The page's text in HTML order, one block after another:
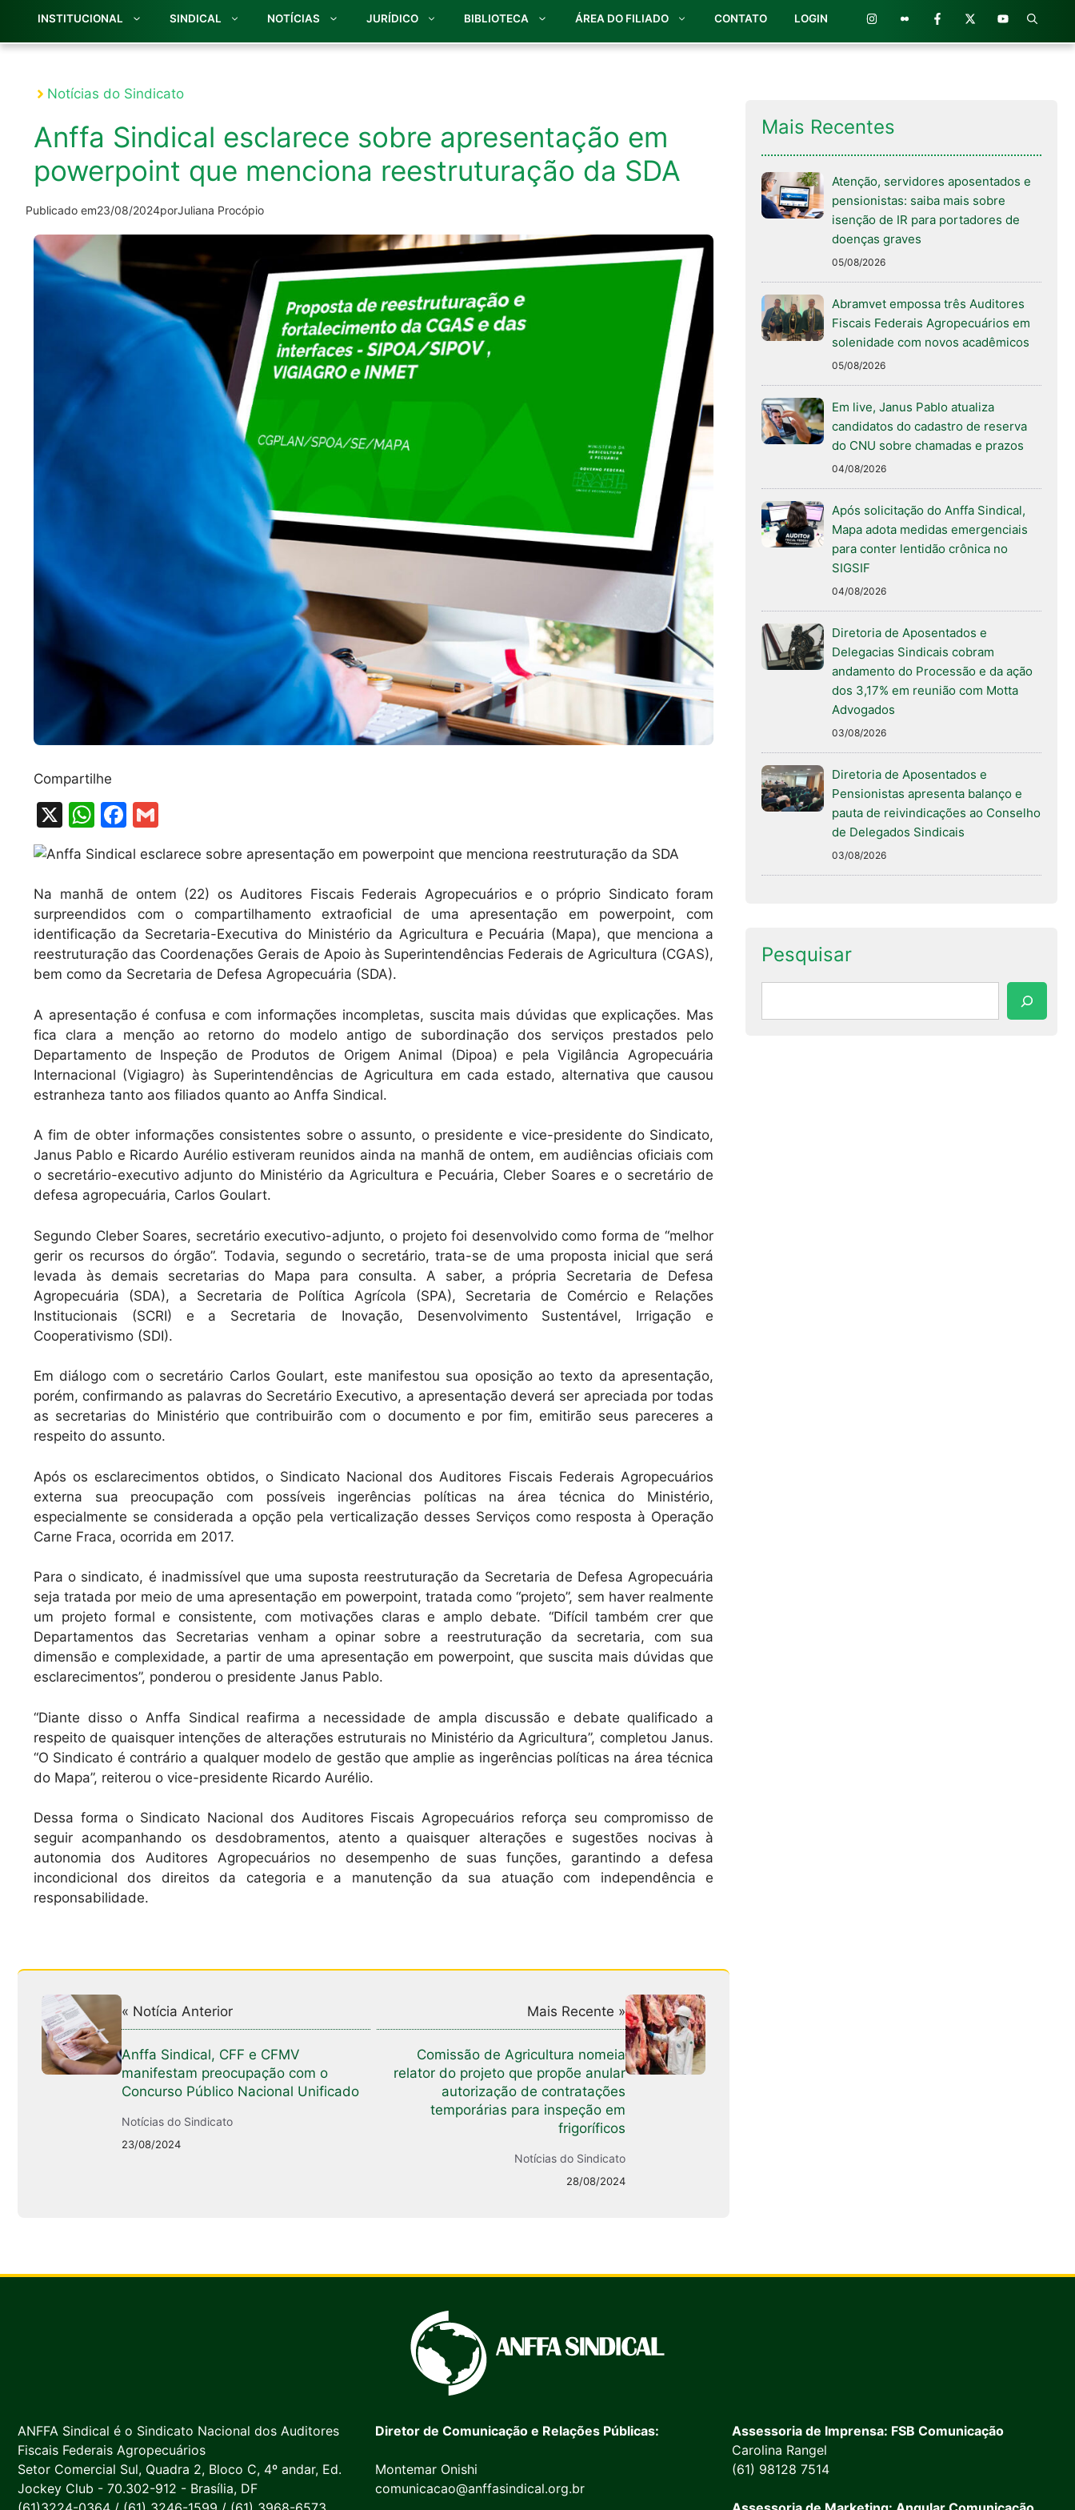
INSTITUCIONAL SINDICAL NOTÍCIAS JURÍDICO BIBLIOTECA ÁREA DO FILIADO CONTATO LOGIN
Notícias do Sindicato
Anffa Sindical esclarece sobre apresentação em
powerpoint que menciona reestruturação da SDA
Publicado em23/08/2024porJuliana Procópio
Compartilhe
X
W
h
at
s
A
p
p
F
a
c
e
b
o
o
m
ai
l
Na manhã de ontem (22) os Auditores Fiscais Federais Agropecuários e o próprio Sindicato foram
surpreendidos com o compartilhamento extraoficial de uma apresentação em powerpoint, com
identificação da Secretaria-Executiva do Ministério da Agricultura e Pecuária (Mapa), que menciona a
reestruturação das Coordenações Gerais de Apoio às Superintendências Federais de Agricultura (CGAS),
bem como da Secretaria de Defesa Agropecuária (SDA).
A apresentação é confusa e com informações incompletas, suscita mais dúvidas que explicações. Mas
fica clara a menção ao retorno do modelo antigo de subordinação dos serviços prestados pelo
Departamento de Inspeção de Produtos de Origem Animal (Dipoa) e pela Vigilância Agropecuária
Internacional (Vigiagro) às Superintendências de Agricultura em cada estado, alternativa que causou
estranheza tanto aos filiados quanto ao Anffa Sindical.
A fim de obter informações consistentes sobre o assunto, o presidente e vice-presidente do Sindicato,
Janus Pablo e Ricardo Aurélio estiveram reunidos ainda na manhã de ontem, em audiências oficiais com
o secretário-executivo adjunto do Ministério da Agricultura e Pecuária, Cleber Soares e o secretário de
defesa agropecuária, Carlos Goulart.
Segundo Cleber Soares, secretário executivo-adjunto, o projeto foi desenvolvido como forma de “melhor
gerir os recursos do órgão”. Todavia, segundo o secretário, trata-se de uma proposta inicial que será
levada às demais secretarias do Mapa para consulta. A saber, a própria Secretaria de Defesa
Agropecuária (SDA), a Secretaria de Política Agrícola (SPA), Secretaria de Comércio e Relações
Institucionais (SCRI) e a Secretaria de Inovação, Desenvolvimento Sustentável, Irrigação e
Cooperativismo (SDI).
Em diálogo com o secretário Carlos Goulart, este manifestou sua oposição ao texto da apresentação,
porém, confirmando as palavras do Secretário Executivo, a apresentação deverá ser apreciada por todas
as secretarias do Ministério que contribuirão com o documento e por fim, emitirão seus pareceres a
respeito do assunto.
Após os esclarecimentos obtidos, o Sindicato Nacional dos Auditores Fiscais Federais Agropecuários
externa sua preocupação com possíveis ingerências políticas na área técnica do Ministério,
especialmente se considerada a opção pela verticalização desses Serviços como resposta à Operação
Carne Fraca, ocorrida em 2017.
Para o sindicato, é inadmissível que uma suposta reestruturação da Secretaria de Defesa Agropecuária
seja tratada por meio de uma apresentação em powerpoint, tratada como “projeto”, sem haver realmente
um projeto formal e consistente, com motivações claras e amplo debate. “Difícil também crer que
Departamentos das Secretarias venham a opinar sobre a reestruturação da secretaria, com sua
dimensão e complexidade, a partir de uma apresentação em powerpoint, que suscita mais dúvidas que
esclarecimentos”, ponderou o presidente Janus Pablo.
“Diante disso o Anffa Sindical reafirma a necessidade de ampla discussão e debate qualificado a
respeito de quaisquer intenções de alterações estruturais no Ministério da Agricultura”, completou Janus.
“O Sindicato é contrário a qualquer modelo de gestão que amplie as ingerências políticas na área técnica
do Mapa”, reiterou o vice-presidente Ricardo Aurélio.
Dessa forma o Sindicato Nacional dos Auditores Fiscais Agropecuários reforça seu compromisso de
seguir acompanhando os desdobramentos, atento a quaisquer alterações e sugestões nocivas à
autonomia dos Auditores Agropecuários no desempenho de suas funções, garantindo a defesa
incondicional dos direitos da categoria e a manutenção da sua atuação com independência e
responsabilidade.
« Notícia Anterior
Anffa Sindical, CFF e CFMV
manifestam preocupação com o
Concurso Público Nacional Unificado
Notícias do Sindicato
23/08/2024
Mais Recente »
Comissão de Agricultura nomeia
relator do projeto que propõe anular
autorização de contratações
temporárias para inspeção em
frigoríficos
Notícias do Sindicato
28/08/2024
Mais Recentes
Atenção, servidores aposentados e
pensionistas: saiba mais sobre
isenção de IR para portadores de
doenças graves
05/08/2026
Abramvet empossa três Auditores
Fiscais Federais Agropecuários em
solenidade com novos acadêmicos
05/08/2026
Em live, Janus Pablo atualiza
candidatos do cadastro de reserva
do CNU sobre chamadas e prazos
04/08/2026
Após solicitação do Anffa Sindical,
Mapa adota medidas emergenciais
para conter lentidão crônica no
SIGSIF
04/08/2026
Diretoria de Aposentados e
Delegacias Sindicais cobram
andamento do Processão e da ação
dos 3,17% em reunião com Motta
Advogados
03/08/2026
Diretoria de Aposentados e
Pensionistas apresenta balanço e
pauta de reivindicações ao Conselho
de Delegados Sindicais
03/08/2026
Pesquisar
ANFFA Sindical é o Sindicato Nacional dos Auditores
Fiscais Federais Agropecuários
Setor Comercial Sul, Quadra 2, Bloco C, 4º andar, Ed.
Jockey Club - 70.302-912 - Brasília, DF
Diretor de Comunicação e Relações Públicas:
Montemar Onishi
comunicacao@anffasindical.org.br
Assessoria de Imprensa: FSB Comunicação
Carolina Rangel
(61) 98128 7514